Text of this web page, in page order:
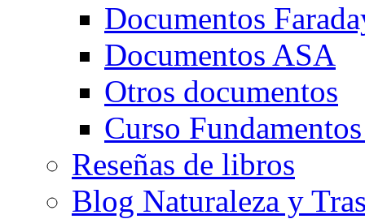
Documentos
Documentos ASA
Otros documentos
Curso
Reseñas de libros
Blog Naturaleza y